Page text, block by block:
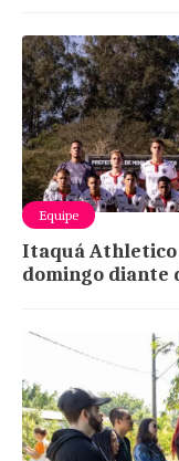
Equipe
Itaquá Athletico
domingo diante